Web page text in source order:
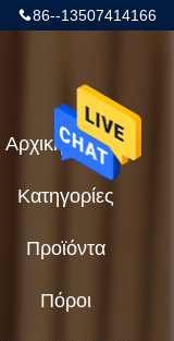
86--13507414166
Αρχική Σελίδα
Κατηγορίες
Προϊόντα
Πόροι